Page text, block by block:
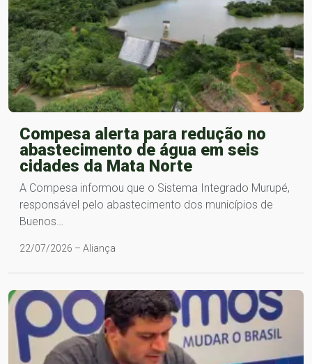
Compesa alerta para redução no
abastecimento de água em seis
cidades da Mata Norte
A Compesa informou que o Sistema Integrado Murupé,
responsável pelo abastecimento dos municípios de
Buenos…
22/07/2026 – Aliança